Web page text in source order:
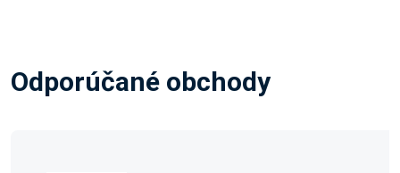
Odporúčané obchody